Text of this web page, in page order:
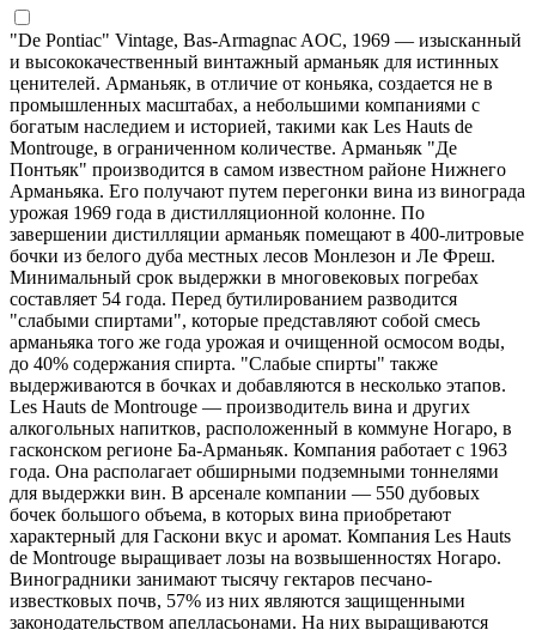
"De Pontiac" Vintage, Bas-Armagnac AOC, 1969 — изысканный
и высококачественный винтажный арманьяк для истинных
ценителей. Арманьяк, в отличие от коньяка, создается не в
промышленных масштабах, а небольшими компаниями с
богатым наследием и историей, такими как Les Hauts de
Montrouge, в ограниченном количестве. Арманьяк "Де
Понтьяк" производится в самом известном районе Нижнего
Арманьяка. Его получают путем перегонки вина из винограда
урожая 1969 года в дистилляционной колонне. По
завершении дистилляции арманьяк помещают в 400-литровые
бочки из белого дуба местных лесов Монлезон и Ле Фреш.
Минимальный срок выдержки в многовековых погребах
составляет 54 года. Перед бутилированием разводится
"слабыми спиртами", которые представляют собой смесь
арманьяка того же года урожая и очищенной осмосом воды,
до 40% содержания спирта. "Слабые спирты" также
выдерживаются в бочках и добавляются в несколько этапов.
Les Hauts de Montrouge — производитель вина и других
алкогольных напитков, расположенный в коммуне Ногаро, в
гасконском регионе Ба-Арманьяк. Компания работает с 1963
года. Она располагает обширными подземными тоннелями
для выдержки вин. В арсенале компании — 550 дубовых
бочек большого объема, в которых вина приобретают
характерный для Гаскони вкус и аромат. Компания Les Hauts
de Montrouge выращивает лозы на возвышенностях Ногаро.
Виноградники занимают тысячу гектаров песчано-
известковых почв, 57% из них являются защищенными
законодательством апелласьонами. На них выращиваются